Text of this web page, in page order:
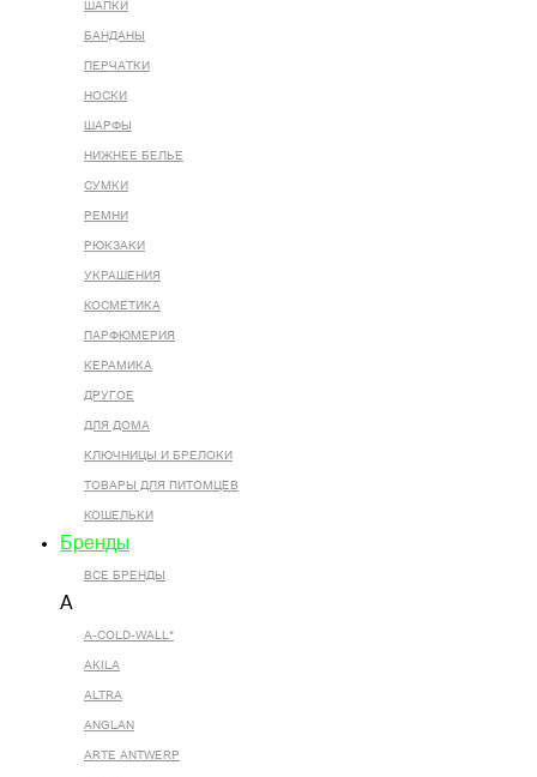
ШАПКИ
БАНДАНЫ
ПЕРЧАТКИ
НОСКИ
ШАРФЫ
НИЖНЕЕ БЕЛЬЕ
СУМКИ
РЕМНИ
РЮКЗАКИ
УКРАШЕНИЯ
КОСМЕТИКА
ПАРФЮМЕРИЯ
КЕРАМИКА
ДРУГОЕ
ДЛЯ ДОМА
КЛЮЧНИЦЫ И БРЕЛОКИ
ТОВАРЫ ДЛЯ ПИТОМЦЕВ
КОШЕЛЬКИ
Бренды
ВСЕ БРЕНДЫ
A
A-COLD-WALL*
AKILA
ALTRA
ANGLAN
ARTE ANTWERP